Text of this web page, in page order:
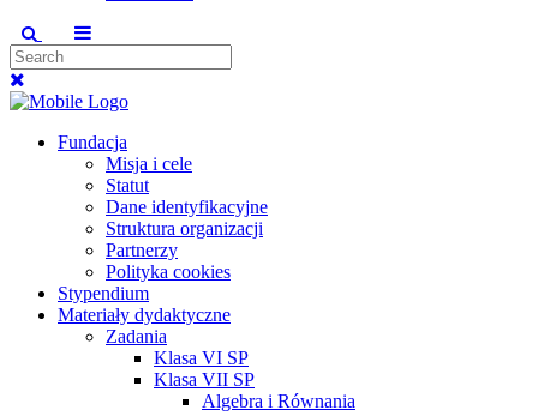
Fundacja
Misja i cele
Statut
Dane identyfikacyjne
Struktura organizacji
Partnerzy
Polityka cookies
Stypendium
Materiały dydaktyczne
Zadania
Klasa VI SP
Klasa VII SP
Algebra i Równania